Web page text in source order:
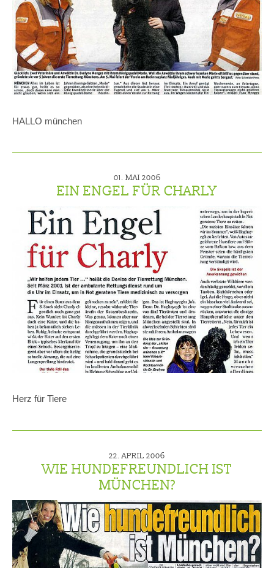
HALLO münchen
01. MAI 2006
EIN ENGEL FÜR CHARLY
Herz für Tiere
22. APRIL 2006
WIE HUNDEFREUNDLICH IST
MÜNCHEN?